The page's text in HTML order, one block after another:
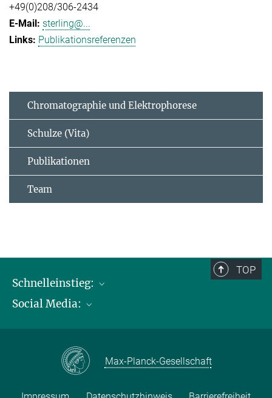
+49(0)208/306-2434
sterling@...
Publikationsreferenzen
Chromatographie und Elektrophorese
Schulze (Vita)
Publikationen
Team
TOP
Schnelleinstieg:
Publikationen
Kontakt und Anfahrtsbeschreibung
Social Media:
Max-Planck-Gesellschaft